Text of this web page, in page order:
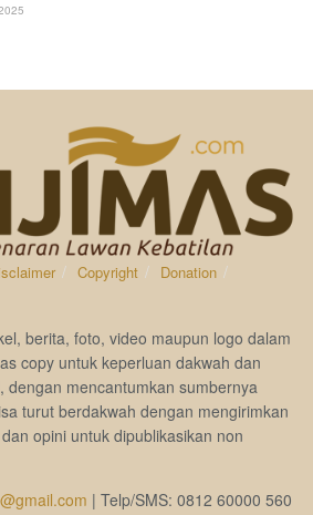
Copyright
Donation
berita, foto, video maupun logo dalam
copy untuk keperluan dakwah dan
dengan mencantumkan sumbernya
turut berdakwah dengan mengirimkan
opini untuk dipublikasikan non
| Telp/SMS: 0812 60000 560